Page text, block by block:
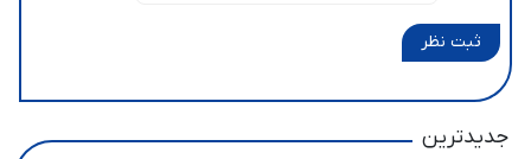
ثبت نظر
جدیدترین